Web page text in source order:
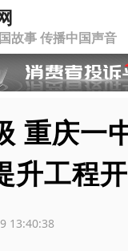
故事 传播中国声音
重庆一
升工程
13:40:38